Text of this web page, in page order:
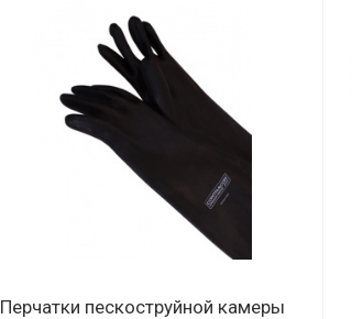
Перчатки пескоструйной камеры